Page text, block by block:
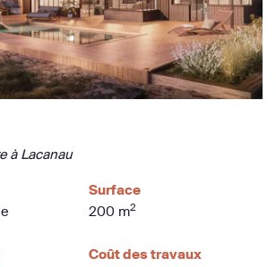
à Lacanau
Surface
200 m2
Coût des travaux